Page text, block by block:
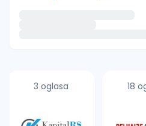
3 oglasa 18